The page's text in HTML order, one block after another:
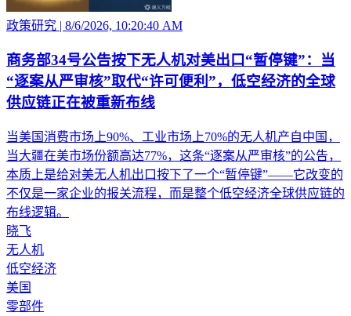
政策研究 | 8/6/2026, 10:20:40 AM
商务部34号公告按下无人机对美出口“暂停键”：当
“逐案从严审核”取代“许可便利”，低空经济的全球
供应链正在被重新布线
当美国消费市场上90%、工业市场上70%的无人机产自中国，
当大疆在美市场份额高达77%，这条“逐案从严审核”的公告，
本质上是给对美无人机出口按下了一个“暂停键”——它改变的
不仅是一家企业的报关流程，而是整个低空经济全球供应链的
布线逻辑。
晓飞
无人机
低空经济
美国
零部件